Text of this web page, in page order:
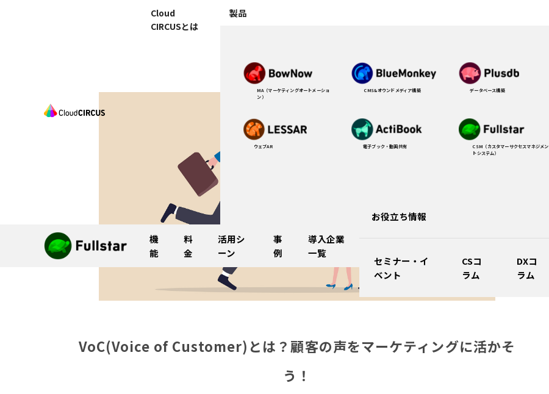
Cloud
CIRCUSとは
製品
MA（マーケティングオートメーショ
ン）
CMS&オウンドメディア構築
ウェブAR 電子ブック・動画共有
データベース構築
CSM（カスタマーサクセスマネジメン
トシステム）
機
能
料
金
活用シ
ーン
事
例
導入企業
一覧
お役立ち情報
セミナー・イ
ベント
CSコ
ラム
DXコ
ラム
VoC(Voice of Customer)とは？顧客の声をマーケティングに活かそ
う！